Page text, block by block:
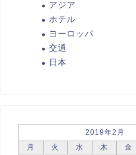
アジア
ホテル
ヨーロッパ
交通
日本
2019年2月
月
火 水 木 金